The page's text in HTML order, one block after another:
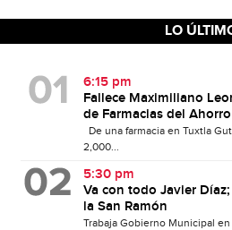
LO
6:15 pm
Fallece Maximiliano
de Farmacias del Ahorro
De una farmacia en Tuxtla
2,000...
5:30 pm
Va con todo Javier
la San Ramón
Trabaja Gobierno Municipal